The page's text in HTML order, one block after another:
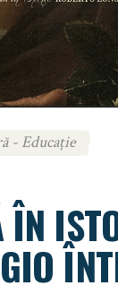
- Educație